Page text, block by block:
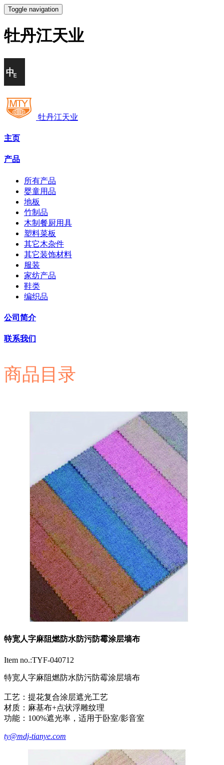
Toggle navigation
牡丹江天业
牡丹江天业
主页
产品
所有产品
婴童用品
地板
竹制品
木制餐厨用具
塑料菜板
其它木杂件
其它装饰材料
服装
家纺产品
鞋类
编织品
公司简介
联系我们
商品目录
特宽人字麻阻燃防水防污防霉涂层墙布
Item no.:TYF-040712
特宽人字麻阻燃防水防污防霉涂层墙布
工艺‌：提花复合涂层遮光工艺
‌材质‌：麻基布+点状浮雕纹理
‌功能‌：100%遮光率，适用于卧室/影音室
ty@mdj-tianye.com